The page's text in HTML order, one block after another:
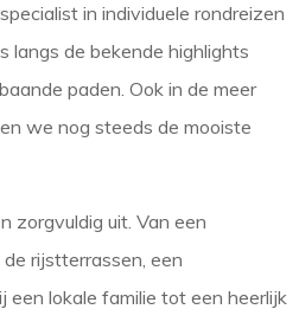
in individuele rondreizen
langs de bekende highlights
paden. Ook in de meer
we nog steeds de mooiste
zorgvuldig uit. Van een
rijstterrassen, een
lokale familie tot een heerlijk